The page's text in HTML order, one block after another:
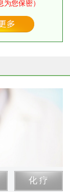
您保密）
化 疗